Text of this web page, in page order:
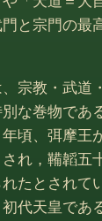
と宗門の最
宗教・武道
な巻物であ
頃、弭摩王
れ，鞴韜五
たとされて
代天皇であ